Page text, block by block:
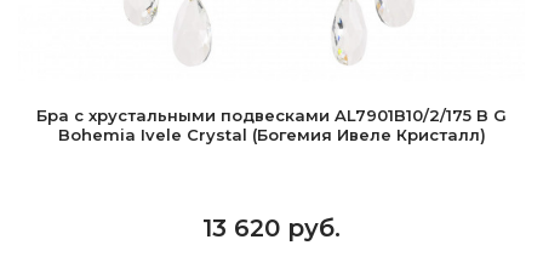
Бра с хрустальными подвесками AL7901B10/2/175 B G
Bohemia Ivele Crystal (Богемия Ивеле Кристалл)
13 620 руб.